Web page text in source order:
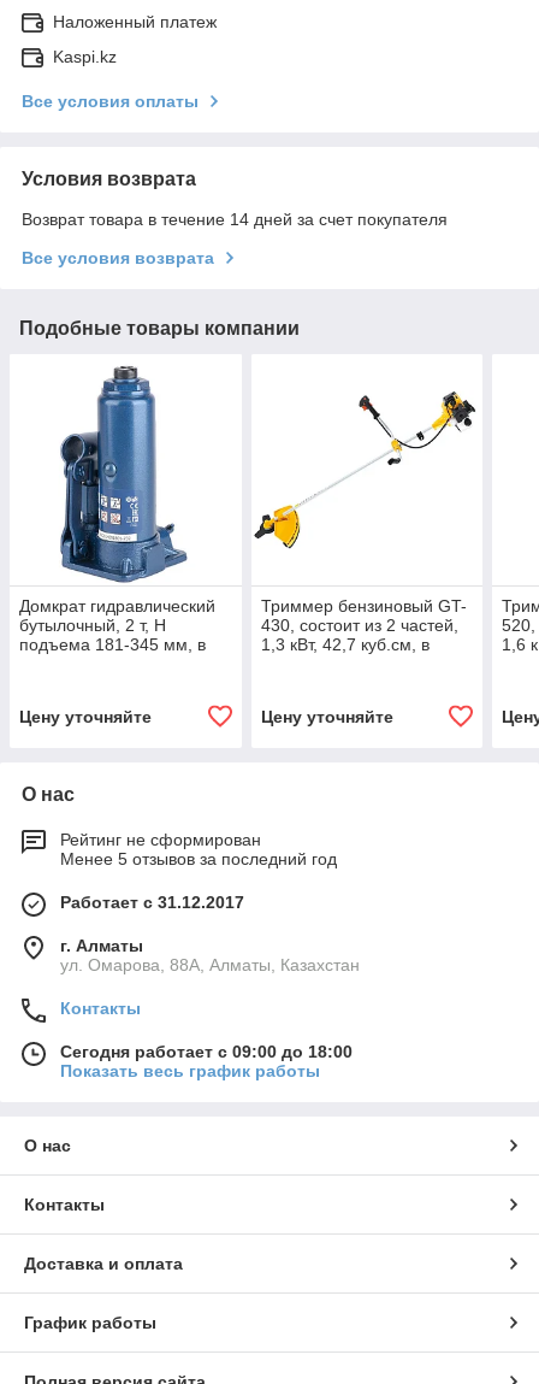
Наложенный платеж
Kaspi.kz
Все условия оплаты
Условия возврата
Возврат товара в течение 14 дней за счет покупателя
Все условия возврата
Подобные товары компании
Домкрат гидравлический
бутылочный, 2 т, H
подъема 181-345 мм, в
Цену уточняйте
Триммер бензиновый GT-
430, состоит из 2 частей,
1,3 кВт, 42,7 куб.см, в
Цену уточняйте
520,
1,6
О нас
Рейтинг не сформирован
Менее 5 отзывов за последний год
Работает с 31.12.2017
г. Алматы
ул. Омарова, 88А, Алматы, Казахстан
Контакты
Сегодня работает с 09:00 до 18:00
Показать весь график работы
О нас
Контакты
Доставка и оплата
График работы